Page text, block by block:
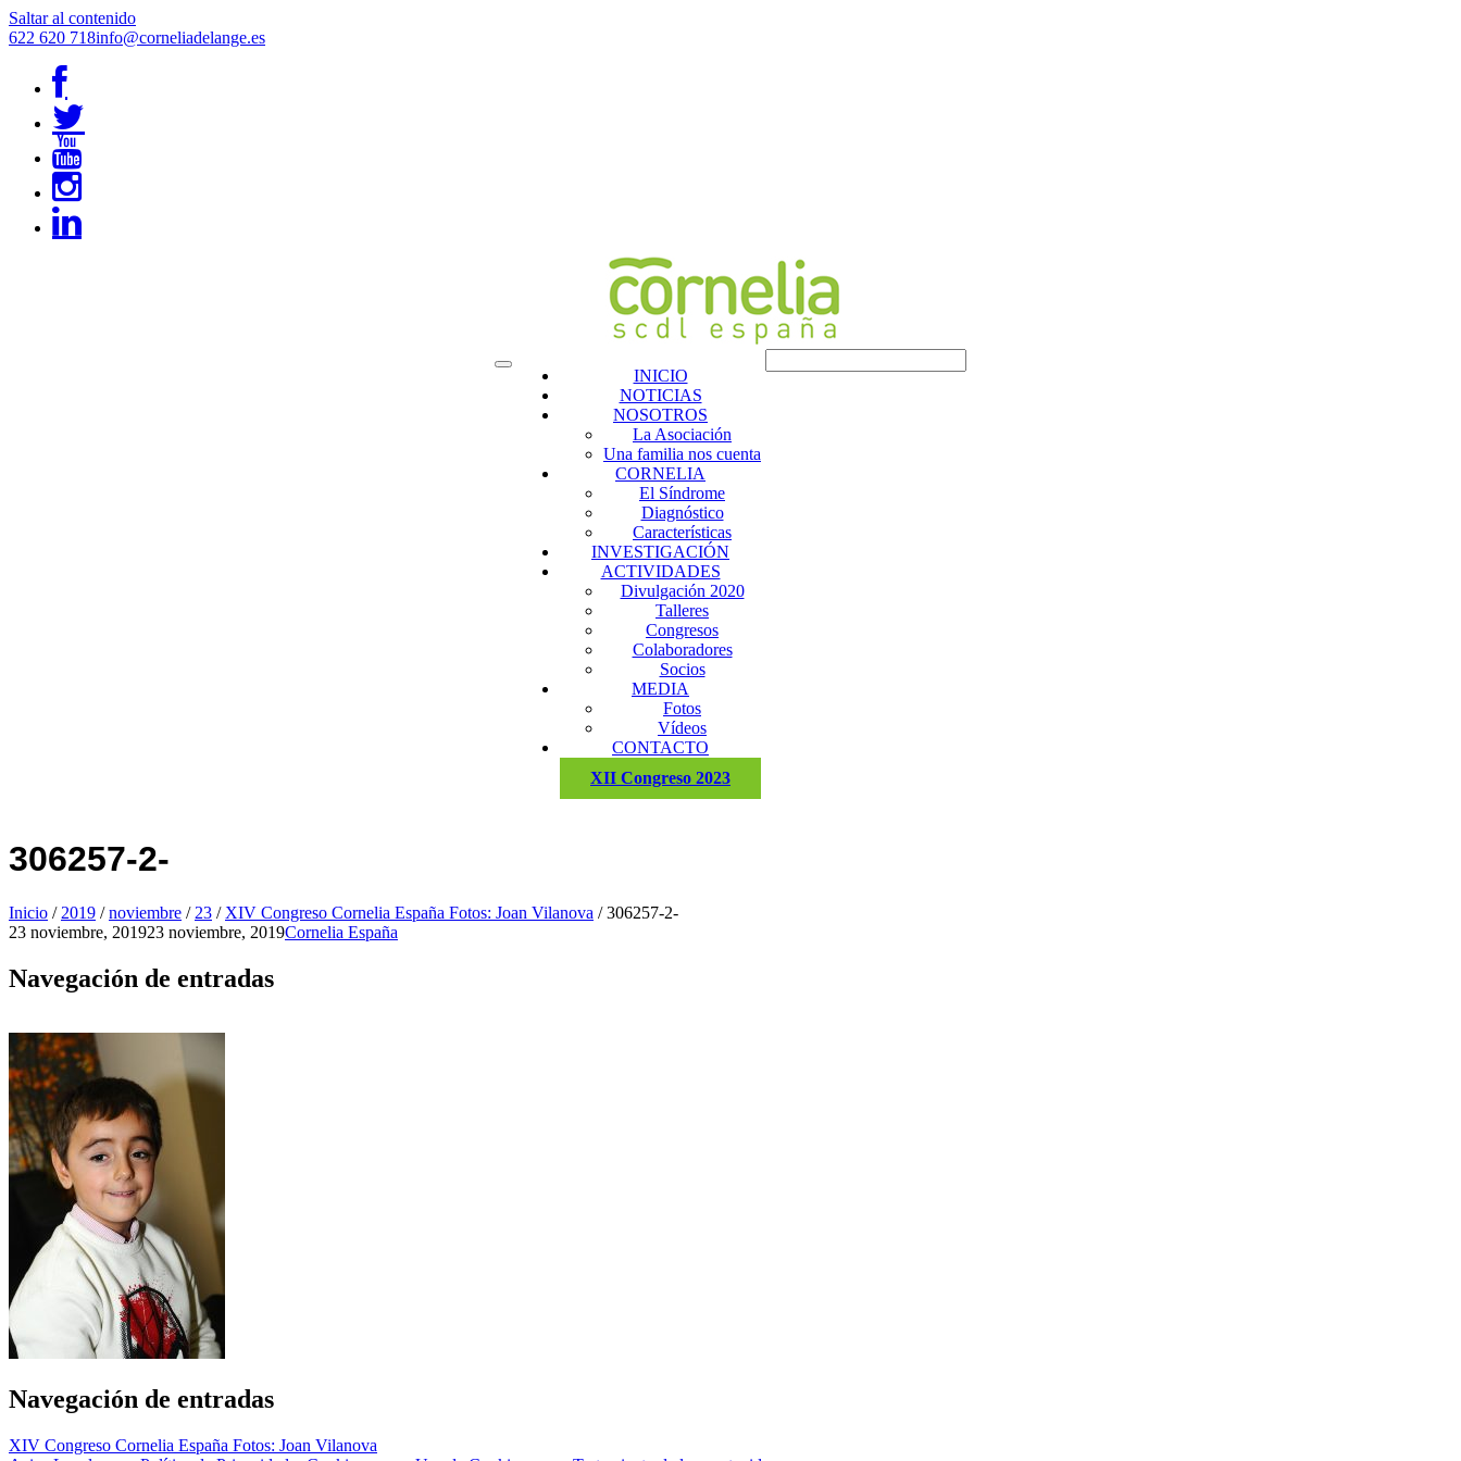
Saltar al contenido
622 620 718info@corneliadelange.es
INICIO
NOTICIAS
NOSOTROS
La Asociación
Una familia nos cuenta
CORNELIA
El Síndrome
Diagnóstico
Características
INVESTIGACIÓN
ACTIVIDADES
Divulgación 2020
Talleres
Congresos
Colaboradores
Socios
MEDIA
Fotos
Vídeos
CONTACTO
XII Congreso 2023
306257-2-
Inicio / 2019 / noviembre / 23 / XIV Congreso Cornelia España Fotos: Joan Vilanova / 306257-2-
23 noviembre, 201923 noviembre, 2019Cornelia España
Navegación de entradas
Navegación de entradas
XIV Congreso Cornelia España Fotos: Joan Vilanova